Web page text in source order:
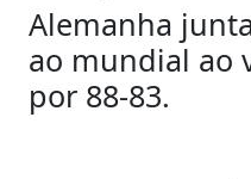
Alemanha
ao mundial ao
por 88-83.